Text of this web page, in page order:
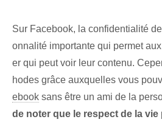
Sur Facebook, la confidentialité
onnalité importante qui permet
er qui peut voir leur contenu.
hodes grâce auxquelles vous
ebook sans être un ami de la
de noter que le respect de la vie